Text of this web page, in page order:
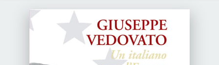
Distribuzione Wolrdwide
CONSIP / MEPA / ANVUR / CINECA